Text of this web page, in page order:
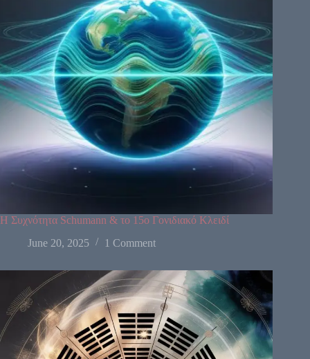
36
22
37
21
26
51
40
28
18
48
57
60 52
53
54
14 29
5
34
1
13
25
10
15
2
46
8 33
31
Η Συχνότητα Schumann & το 15ο Γονιδιακό Κλειδί
June 20, 2025
1 Comment